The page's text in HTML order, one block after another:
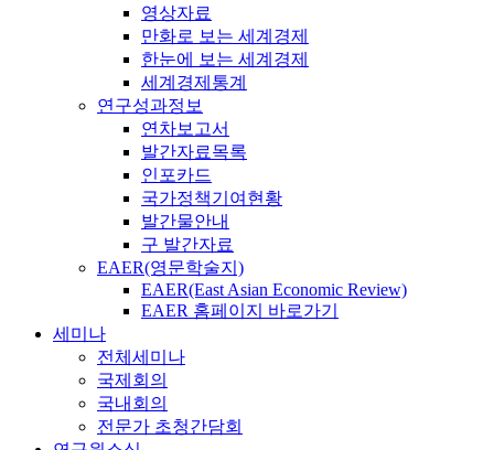
영상자료
만화로 보는 세계경제
한눈에 보는 세계경제
세계경제통계
연구성과정보
연차보고서
발간자료목록
인포카드
국가정책기여현황
발간물안내
구 발간자료
EAER(영문학술지)
EAER(East Asian Economic Review)
EAER 홈페이지 바로가기
세미나
전체세미나
국제회의
국내회의
전문가 초청간담회